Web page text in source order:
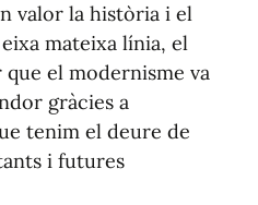
valor la història i el
mateixa línia, el
el modernisme va
gràcies a
tenim el deure de
i futures